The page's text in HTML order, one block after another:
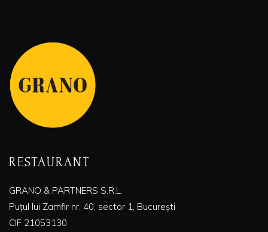
RESTAURANT
GRANO & PARTNERS S.R.L.
Puțul lui Zamfir nr. 40, sector 1, București
CIF 21053130